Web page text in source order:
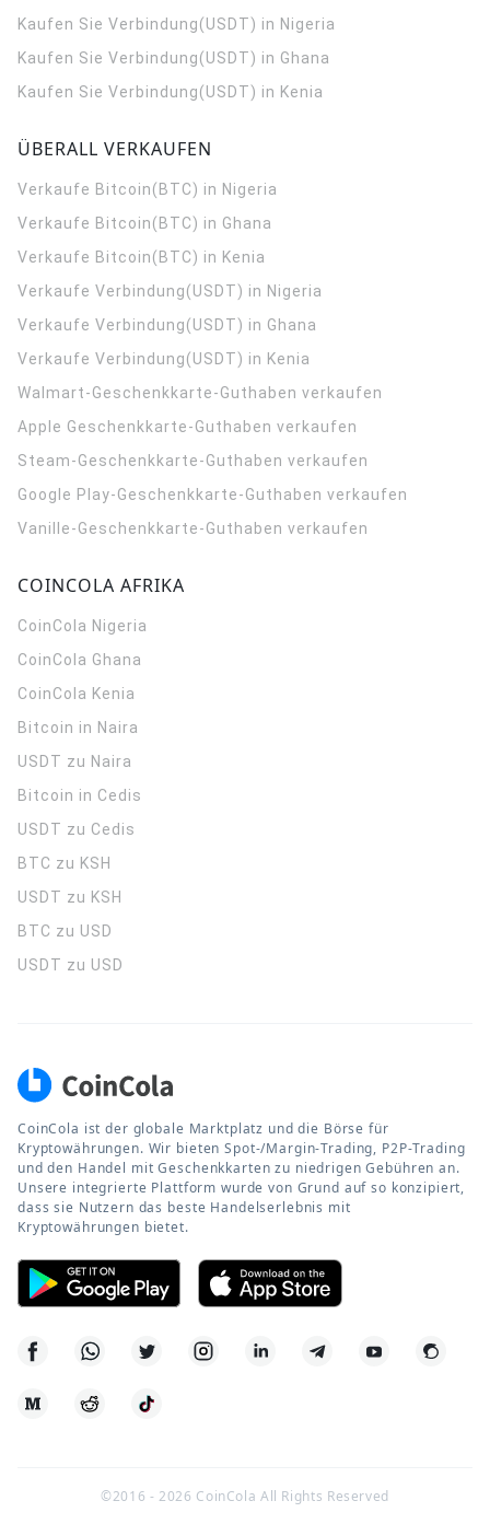
Kaufen Sie Verbindung(USDT) in Nigeria
Kaufen Sie Verbindung(USDT) in Ghana
Kaufen Sie Verbindung(USDT) in Kenia
ÜBERALL VERKAUFEN
Verkaufe Bitcoin(BTC) in Nigeria
Verkaufe Bitcoin(BTC) in Ghana
Verkaufe Bitcoin(BTC) in Kenia
Verkaufe Verbindung(USDT) in Nigeria
Verkaufe Verbindung(USDT) in Ghana
Verkaufe Verbindung(USDT) in Kenia
Walmart-Geschenkkarte-Guthaben verkaufen
Apple Geschenkkarte-Guthaben verkaufen
Steam-Geschenkkarte-Guthaben verkaufen
Google Play-Geschenkkarte-Guthaben verkaufen
Vanille-Geschenkkarte-Guthaben verkaufen
COINCOLA AFRIKA
CoinCola Nigeria
CoinCola Ghana
CoinCola Kenia
Bitcoin in Naira
USDT zu Naira
Bitcoin in Cedis
USDT zu Cedis
BTC zu KSH
USDT zu KSH
BTC zu USD
USDT zu USD
CoinCola ist der globale Marktplatz und die Börse für
Kryptowährungen. Wir bieten Spot-/Margin-Trading, P2P-Trading
und den Handel mit Geschenkkarten zu niedrigen Gebühren an.
Unsere integrierte Plattform wurde von Grund auf so konzipiert,
dass sie Nutzern das beste Handelserlebnis mit
Kryptowährungen bietet.
©2016 -2026 CoinCola All Rights Reserved